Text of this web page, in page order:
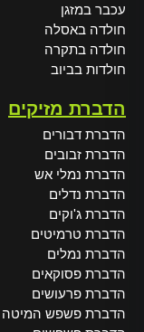
עכבר במזגן
חולדה באסלה
חולדה בתקרה
חולדות בביוב
הדברת מזיקים
הדברת דבורים
הדברת זבובים
הדברת נמלי אש
הדברת נדלים
הדברת ג'וקים
הדברת טרמיטים
הדברת נמלים
הדברת פסוקאים
הדברת פרעושים
הדברת פשפש המיטה